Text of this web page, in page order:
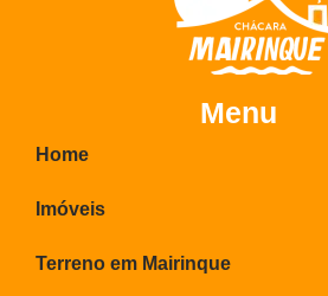
Menu
Home
Imóveis
Terreno em Mairinque